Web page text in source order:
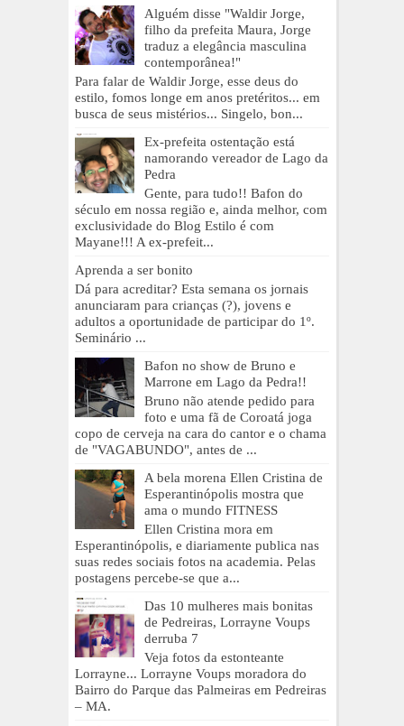
Alguém disse "Waldir Jorge,
filho da prefeita Maura, Jorge
traduz a elegância masculina
contemporânea!"
Para falar de Waldir Jorge, esse deus do
estilo, fomos longe em anos pretéritos... em
busca de seus mistérios... Singelo, bon...
Ex-prefeita ostentação está
namorando vereador de Lago da
Pedra
Gente, para tudo!! Bafon do
século em nossa região e, ainda melhor, com
exclusividade do Blog Estilo é com
Mayane!!! A ex-prefeit...
Aprenda a ser bonito
Dá para acreditar? Esta semana os jornais
anunciaram para crianças (?), jovens e
adultos a oportunidade de participar do 1º.
Seminário ...
Bafon no show de Bruno e
Marrone em Lago da Pedra!!
Bruno não atende pedido para
foto e uma fã de Coroatá joga
copo de cerveja na cara do cantor e o chama
de "VAGABUNDO", antes de ...
A bela morena Ellen Cristina de
Esperantinópolis mostra que
ama o mundo FITNESS
Ellen Cristina mora em
Esperantinópolis, e diariamente publica nas
suas redes sociais fotos na academia. Pelas
postagens percebe-se que a...
Das 10 mulheres mais bonitas
de Pedreiras, Lorrayne Voups
derruba 7
Veja fotos da estonteante
Lorrayne... Lorrayne Voups moradora do
Bairro do Parque das Palmeiras em Pedreiras
– MA.